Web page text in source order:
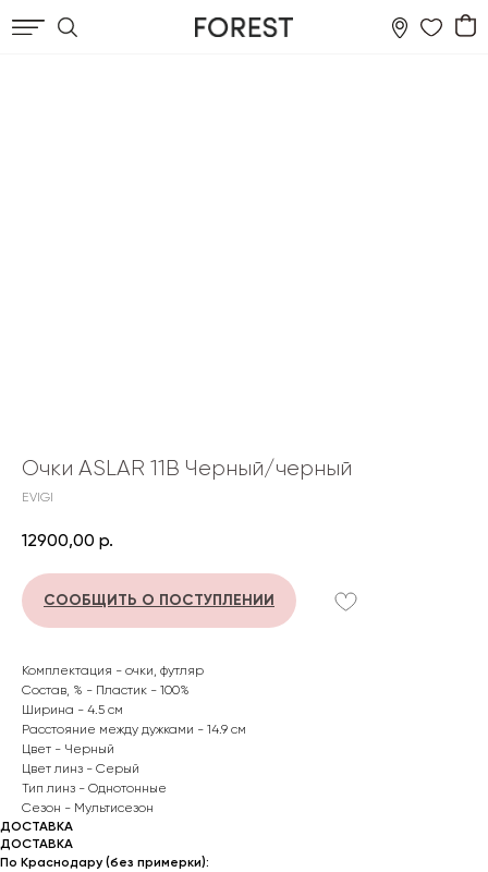
Очки ASLAR 11B Черный/черный
EVIGI
12900,00 р.
СООБЩИТЬ О ПОСТУПЛЕНИИ
Комплектация - очки, футляр
Состав, % - Пластик - 100%
Ширина - 4.5 см
Расстояние между дужками - 14.9 см
Цвет - Черный
Цвет линз - Серый
Тип линз - Однотонные
Сезон - Мультисезон
ДОСТАВКА
ДОСТАВКА
По Краснодару (без примерки):